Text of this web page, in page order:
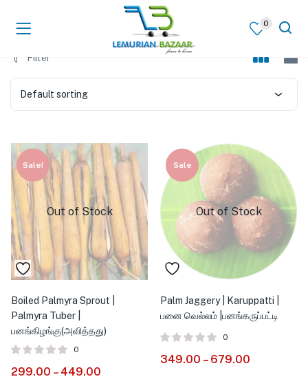
0
Filter
Default sorting
Sale!
Out of Stock
Boiled Palmyra Sprout |
Palmyra Tuber |
பனங்கிழங்கு(அவித்தது)
0
299.00 – 449.00
Sale
Out of Stock
Palm Jaggery | Karuppatti |
பனை வெல்லம் |பனங்கருப்பட்டி
0
349.00 – 679.00